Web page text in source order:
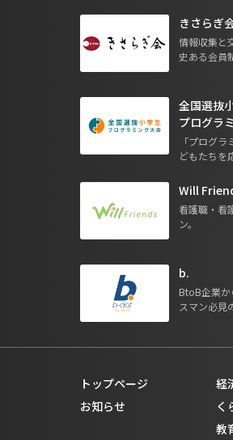
きさらぎ
情報収集と
史ある会員
全国選抜
プログラ
「プログ
どもたちを
Will
看護職・看
ン。
b.
BtoB企業
スマン必見
トップページ
お知らせ
経
く
教